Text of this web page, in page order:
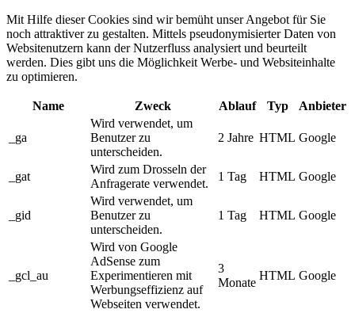
Mit Hilfe dieser Cookies sind wir bemüht unser Angebot für Sie
noch attraktiver zu gestalten. Mittels pseudonymisierter Daten von
Websitenutzern kann der Nutzerfluss analysiert und beurteilt
werden. Dies gibt uns die Möglichkeit Werbe- und Websiteinhalte
zu optimieren.
Name Zweck Ablauf Typ Anbieter
_ga
Wird verwendet, um
Benutzer zu
unterscheiden.
2 Jahre HTML Google
_gat
Wird zum Drosseln der
Anfragerate verwendet.
1 Tag HTML Google
_gid
Wird verwendet, um
Benutzer zu
unterscheiden.
1 Tag HTML Google
_gcl_au
Wird von Google
AdSense zum
Experimentieren mit
Werbungseffizienz auf
Webseiten verwendet.
3
Monate
HTML Google